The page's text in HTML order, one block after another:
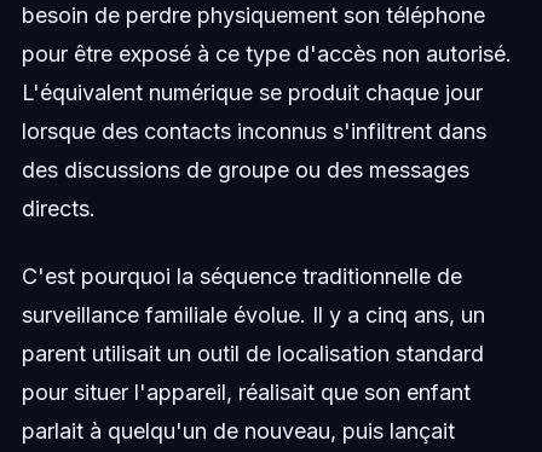
besoin de perdre physiquement son téléphone
pour être exposé à ce type d'accès non autorisé.
L'équivalent numérique se produit chaque jour
lorsque des contacts inconnus s'infiltrent dans
des discussions de groupe ou des messages
directs.
C'est pourquoi la séquence traditionnelle de
surveillance familiale évolue. Il y a cinq ans, un
parent utilisait un outil de localisation standard
pour situer l'appareil, réalisait que son enfant
parlait à quelqu'un de nouveau, puis lançait